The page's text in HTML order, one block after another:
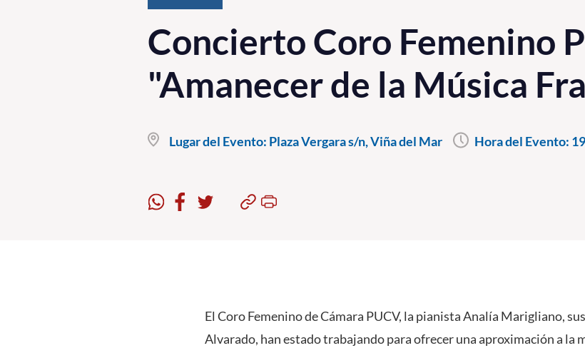
Concierto Coro Femenino
"Amanecer de la Música
Lugar del Evento: Plaza Vergara s/n, Viña del Mar Hora del Evento:
El Coro Femenino de Cámara PUCV, la pianista Analía Marigliano,
Alvarado, han estado trabajando para ofrecer una aproximación a la